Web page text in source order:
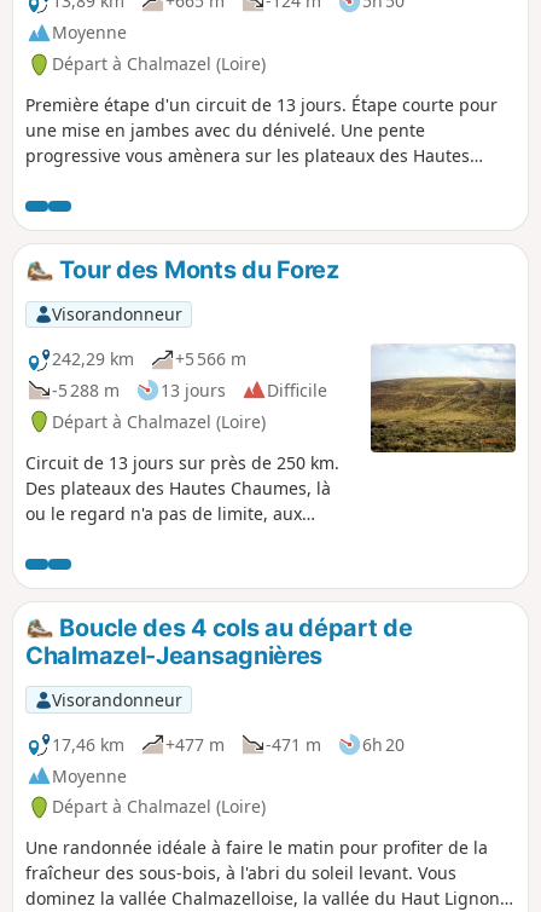
Moyenne
Départ à Chalmazel (Loire)
Première étape d'un circuit de 13 jours. Étape courte pour
une mise en jambes avec du dénivelé. Une pente
progressive vous amènera sur les plateaux des Hautes
Tour des Monts du Forez
Visorandonneur
242,29 km
+5 566 m
-5 288 m
13 jours
Difficile
Départ à Chalmazel (Loire)
Circuit de 13 jours sur près de 250 km.
Des plateaux des Hautes Chaumes, là
ou le regard n'a pas de limite, aux
chemin de César devenu voie de Saint-
Jacques-de-Compostelle, via le Puy-en-
Velay le rendez-vous des pèlerins,
remontant vers les plus hauts villages
du Forez, un circuit à découvrir. Cette
randonnée peut se faire sous plusieurs
forme de durée.
Boucle des 4 cols au départ de
Chalmazel-Jeansagnières
Visorandonneur
17,46 km
+477 m -471 m
6h 20
Moyenne
Départ à Chalmazel (Loire)
Une randonnée idéale à faire le matin pour profiter de la
fraîcheur des sous-bois, à l'abri du soleil levant. Vous
dominez la vallée Chalmazelloise, la vallée du Haut Lignon,